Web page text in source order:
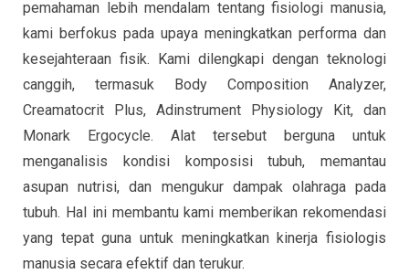
pemahaman lebih mendalam tentang fisiologi manusia,
kami berfokus pada upaya meningkatkan performa dan
kesejahteraan fisik. Kami dilengkapi dengan teknologi
canggih, termasuk Body Composition Analyzer,
Creamatocrit Plus, Adinstrument Physiology Kit, dan
Monark Ergocycle. Alat tersebut berguna untuk
menganalisis kondisi komposisi tubuh, memantau
asupan nutrisi, dan mengukur dampak olahraga pada
tubuh. Hal ini membantu kami memberikan rekomendasi
yang tepat guna untuk meningkatkan kinerja fisiologis
manusia secara efektif dan terukur.